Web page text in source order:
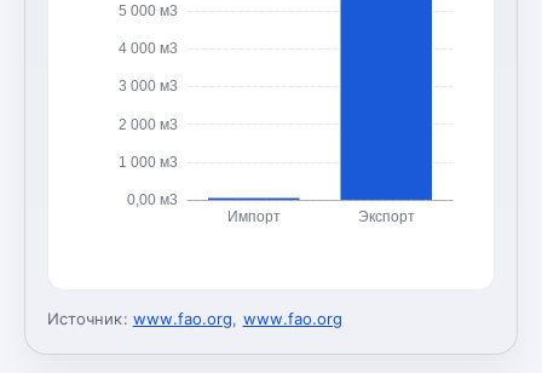
0,00 м3
1 000 м3
2 000 м3
3 000 м3
4 000 м3
5 000 м3
Импорт Экспорт
Источник: www.fao.org, www.fao.org